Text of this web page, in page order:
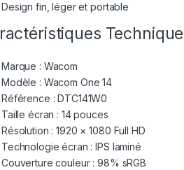
Design fin, léger et portable
Marque : Wacom
Modèle : Wacom One 14
Référence : DTC141W0
Taille écran : 14 pouces
Résolution : 1920 × 1080 Full HD
Technologie écran : IPS laminé
Couverture couleur : 98% sRGB